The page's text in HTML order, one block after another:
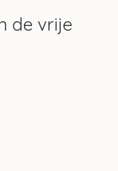
de vrije